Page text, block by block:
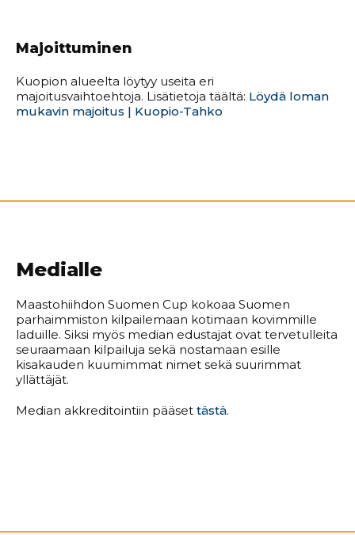
Majoittuminen
Kuopion alueelta löytyy useita eri
majoitusvaihtoehtoja. Lisätietoja täältä: Löydä loman
mukavin majoitus | Kuopio-Tahko
Medialle
Maastohiihdon Suomen Cup kokoaa Suomen
parhaimmiston kilpailemaan kotimaan kovimmille
laduille. Siksi myös median edustajat ovat tervetulleita
seuraamaan kilpailuja sekä nostamaan esille
kisakauden kuumimmat nimet sekä suurimmat
yllättäjät.
Median akkreditointiin pääset tästä.